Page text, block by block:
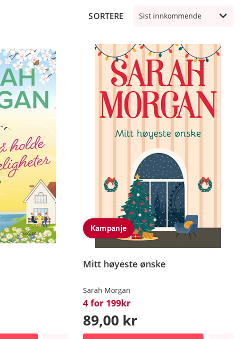
SORTERE Sist innkommende
Kampanje
Mitt høyeste ønske
Sarah Morgan
4 for 199kr
89,00 kr